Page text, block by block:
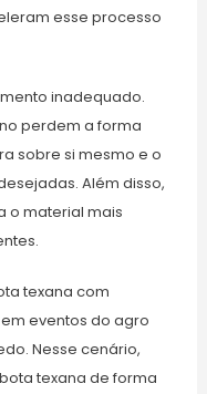
esse processo
inadequado.
perdem a forma
sobre si mesmo e o
Além disso,
o material mais
texana com
eventos do agro
Nesse cenário,
texana de forma